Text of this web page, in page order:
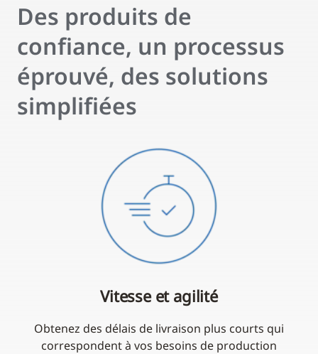
Des produits de
confiance, un processus
éprouvé, des solutions
simplifiées
Vitesse et agilité
Obtenez des délais de livraison plus courts qui
correspondent à vos besoins de production